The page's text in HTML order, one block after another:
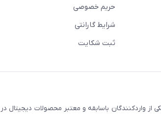
حریم خصوصی
شرایط گارانتی
ثبت شکایت
از واردکنندگان باسابقه و معتبر محصولات دیجیتال در